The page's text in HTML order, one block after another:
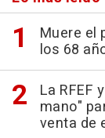
Muere el
los 68
La RFEF
mano"
venta de